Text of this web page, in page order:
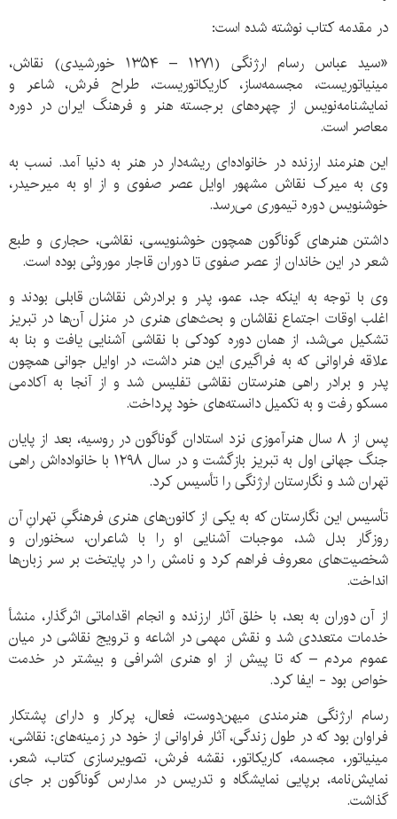
در مقدمه کتاب نوشته شده است:
«سید عباس رسام ارژنگی (۱۲۷۱ – ۱۳۵۴ خورشیدی) نقاش،
مینیاتوریست، مجسمه‌ساز، کاریکاتوریست، طراح فرش، شاعر و
نمایشنامه‌نویس از چهره‌های برجسته هنر و فرهنگ ایران در دوره
معاصر است.
این هنرمند ارزنده در خانواده‌ای ریشه‌دار در هنر به دنیا آمد. نسب به
وی به میرک نقاش مشهور اوایل عصر صفوی و از او به میرحیدر،
خوشنویس دوره تیموری می‌رسد.
داشتن هنرهای گوناگون همچون خوشنویسی، نقاشی، حجاری و طبع
شعر در این خاندان از عصر صفوی تا دوران قاجار موروثی بوده است.
وی با توجه به اینکه جد، عمو، پدر و برادرش نقاشان قابلی بودند و
اغلب اوقات اجتماع نقاشان و بحث‌های هنری در منزل آن‌ها در تبریز
تشکیل می‌شد، از همان دوره کودکی با نقاشی آشنایی یافت و بنا به
علاقه فراوانی که به فراگیری این هنر داشت، در اوایل جوانی همچون
پدر و برادر راهی هنرستان نقاشی تفلیس شد و از آنجا به آکادمی
مسکو رفت و به تکمیل دانسته‌های خود پرداخت.
پس از ۸ سال هنرآموزی نزد استادان گوناگون در روسیه، بعد از پایان
جنگ جهانی اول به تبریز بازگشت و در سال ۱۲۹۸ با خانواده‌اش راهی
تهران شد و نگارستان ارژنگی را تأسیس کرد.
تأسیس این نگارستان که به یکی از کانون‌های هنری فرهنگیِ تهرانِ آن
روزگار بدل شد، موجبات آشنایی او را با شاعران، سخنوران و
شخصیت‌های معروف فراهم کرد و نامش را در پایتخت بر سر زبان‌ها
انداخت.
از آن دوران به بعد، با خلق آثار ارزنده و انجام اقداماتی اثرگذار، منشأ
خدمات متعددی شد و نقش مهمی در اشاعه و ترویج نقاشی در میان
عموم مردم – که تا پیش از او هنری اشرافی و بیشتر در خدمت
خواص بود - ایفا کرد.
رسام ارژنگی هنرمندی میهن‌دوست، فعال، پرکار و دارای پشتکار
فراوان بود که در طول زندگی، آثار فراوانی از خود در زمینه‌های: نقاشی،
مینیاتور، مجسمه، کاریکاتور، نقشه فرش، تصویرسازی کتاب، شعر،
نمایش‌نامه، برپایی نمایشگاه و تدریس در مدارس گوناگون بر جای
گذاشت.